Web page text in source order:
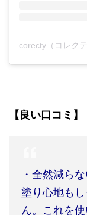
【良い口コミ】
・全然減ら
塗り心地も
ん。これを